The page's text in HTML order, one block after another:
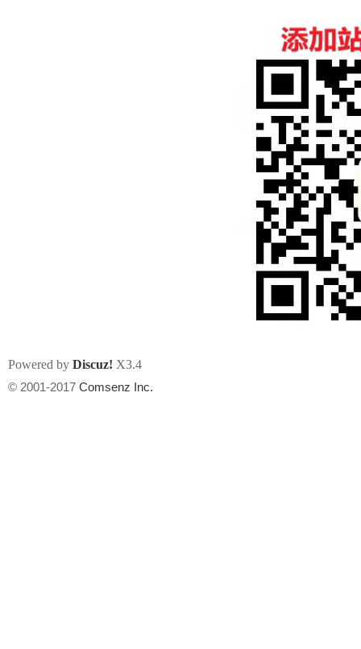
Powered by Discuz! X3.4
© 2001-2017 Comsenz Inc.